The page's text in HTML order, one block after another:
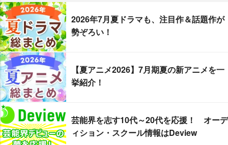
2026年7月夏ドラマも、注目作＆話題作が
勢ぞろい！
【夏アニメ2026】7月期夏の新アニメを一
挙紹介！
芸能界を志す10代～20代を応援！ オーデ
ィション・スクール情報はDeview